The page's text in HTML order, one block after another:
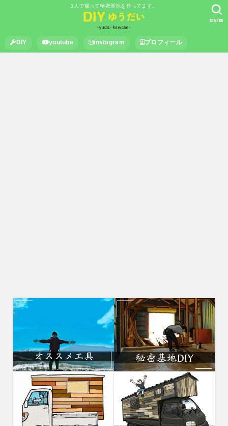
1人で籠って秘密基地を作ってます。
DIY youtube instagram プロフィール
SEARCH